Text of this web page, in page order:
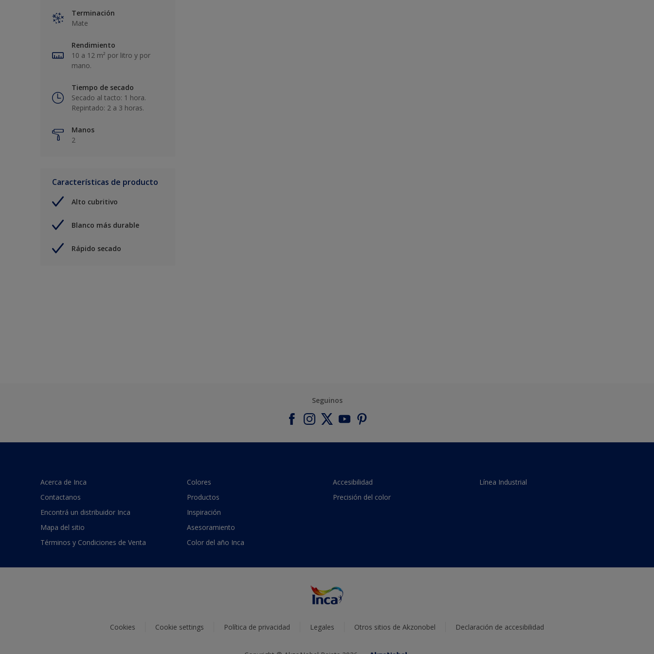
Terminación
Mate
Rendimiento
10 a 12 m² por litro y por
mano.
Tiempo de secado
Secado al tacto: 1 hora.
Repintado: 2 a 3 horas.
Manos
2
Características de producto
Alto cubritivo
Blanco más durable
Rápido secado
Seguinos
Acerca de Inca
Contactanos
Encontrá un distribuidor Inca
Mapa del sitio
Términos y Condiciones de Venta
Colores
Productos
Inspiración
Asesoramiento
Color del año Inca
Accesibilidad
Precisión del color
Línea Industrial
Cookies Cookie settings Política de privacidad Legales Otros sitios de Akzonobel Declaración de accesibilidad